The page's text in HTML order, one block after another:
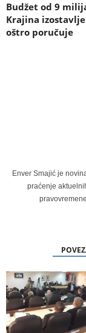
Budžet od 9
Krajina
oštro poručuje
Enver Smajić je
praćenje